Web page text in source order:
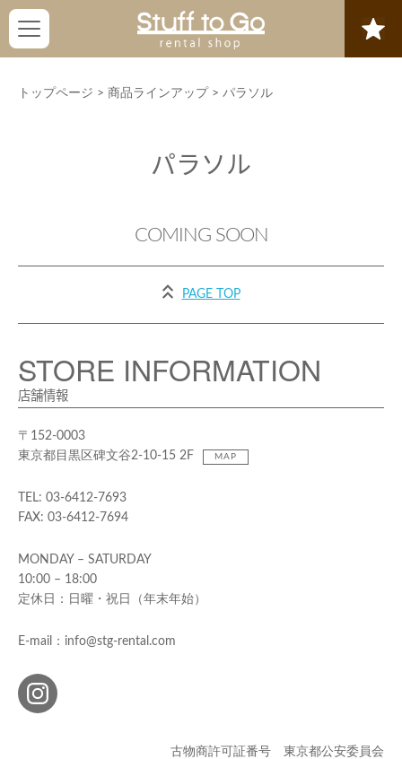
トップページ > 商品ラインアップ > パラソル
パラソル
COMING SOON
PAGE TOP
STORE INFORMATION
店舗情報
〒152-0003
東京都目黒区碑文谷2-10-15 2F
MAP
TEL: 03-6412-7693
FAX: 03-6412-7694
MONDAY – SATURDAY
10:00 – 18:00
定休日：日曜・祝日（年末年始）
E-mail：info@stg-rental.com
古物商許可証番号 東京都公安委員会